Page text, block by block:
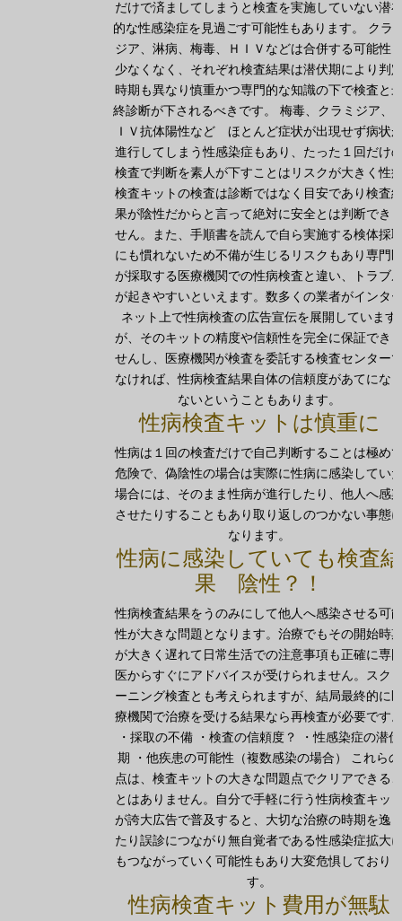
だけで済ましてしまうと検査を実施していない潜
的な性感染症を見過ごす可能性もあります。 クラ
ジア、淋病、梅毒、ＨＩＶなどは合併する可能性
少なくなく、それぞれ検査結果は潜伏期により判
時期も異なり慎重かつ専門的な知識の下で検査と
終診断が下されるべきです。 梅毒、クラミジア、
ＩＶ抗体陽性など ほとんど症状が出現せず病状
進行してしまう性感染症もあり、たった１回だけ
検査で判断を素人が下すことはリスクが大きく性
検査キットの検査は診断ではなく目安であり検査
果が陰性だからと言って絶対に安全とは判断でき
せん。
また、手順書を読んで自ら実施する検体採
にも慣れないため不備が生じるリスクもあり専門
が採取する医療機関での性病検査と違い、トラブ
が起きやすいといえます。数多くの業者がインタ
ネット上で性病検査の広告宣伝を展開しています
が、そのキットの精度や信頼性を完全に保証でき
せんし、医療機関が検査を委託する検査センター
なければ、性病検査結果自体の信頼度があてにな
ないということもあります。
性病検査キットは慎重に
性病は１回の検査だけで自己判断することは極め
危険で、偽陰性の場合は実際に性病に感染してい
場合には、そのまま性病が進行したり、他人へ感
させたりすることもあり取り返しのつかない事態
なります。
性病に感染していても検査結
果 陰性？！
性病検査結果をうのみにして他人へ感染させる可
性が大きな問題となります。治療でもその開始時
が大きく遅れて日常生活での注意事項も正確に専
医からすぐにアドバイスが受けられません。スク
ーニング検査とも考えられますが、結局最終的に
療機関で治療を受ける結果なら再検査が必要です
・採取の不備 ・検査の信頼度？ ・性感染症の潜伏
期 ・他疾患の可能性（複数感染の場合） これらの
点は、検査キットの大きな問題点でクリアできる
とはありません。自分で手軽に行う性病検査キッ
が誇大広告で普及すると、大切な治療の時期を逸
たり誤診につながり無自覚者である性感染症拡大
もつながっていく可能性もあり大変危惧しており
す。
性病検査キット費用が無駄